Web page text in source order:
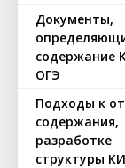
Документы,
содержание
ОГЭ
Подходы к
содержания,
разработке
структуры